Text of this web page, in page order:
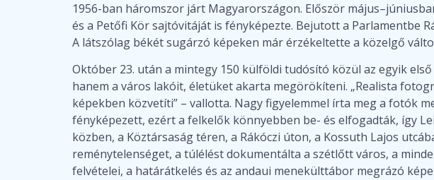
1956-ban háromszor járt Magyarországon. Először
és a Petőfi Kör sajtóvitáját is fényképezte. Bejutott a Parlamentbe
A látszólag békét sugárzó képeken már érzékeltette a közelgő
Október 23. után a mintegy 150 külföldi tudósító közül az egyik
hanem a város lakóit, életüket akarta megörökíteni. „Realista
képekben közvetíti” – vallotta. Nagy figyelemmel írta meg a fotók
fényképezett, ezért a felkelők könnyebben be- és elfogadták, így
közben, a Köztársaság téren, a Rákóczi úton, a Kossuth Lajos
reménytelenséget, a túlélést dokumentálta a szétlőtt város, a
felvételei, a határátkelés és az andaui menekülttábor megrázó